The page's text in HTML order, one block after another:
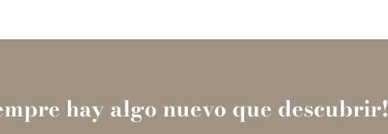
hay algo nuevo que descubrir!